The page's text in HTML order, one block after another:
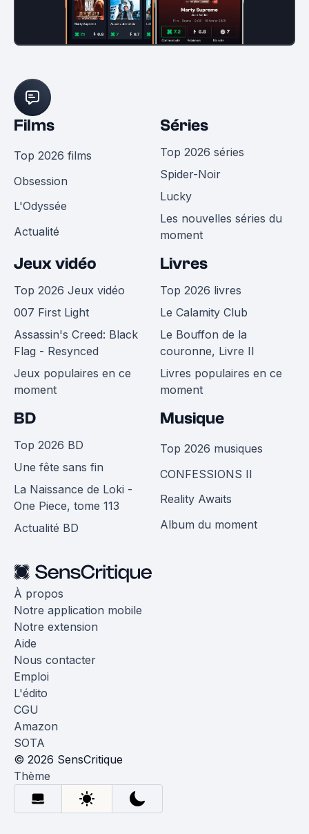
Films
Top 2026 films
Obsession
L'Odyssée
Actualité
Séries
Top 2026 séries
Spider-Noir
Lucky
Les nouvelles séries du
moment
Jeux vidéo
Top 2026 Jeux vidéo
007 First Light
Assassin's Creed: Black
Flag - Resynced
Jeux populaires en ce
moment
Livres
Top 2026 livres
Le Calamity Club
Le Bouffon de la
couronne, Livre II
Livres populaires en ce
moment
BD
Top 2026 BD
Une fête sans fin
La Naissance de Loki -
One Piece, tome 113
Actualité BD
Musique
Top 2026 musiques
CONFESSIONS II
Reality Awaits
Album du moment
À propos
Notre application mobile
Notre extension
Aide
Nous contacter
Emploi
L'édito
CGU
Amazon
SOTA
© 2026 SensCritique
Thème